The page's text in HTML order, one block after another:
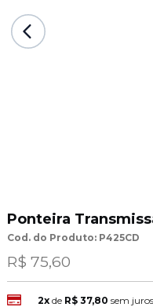
Ponteira
Cod. do Produto: P425CD
R$ 75,60
2xde R$ 37,80 sem